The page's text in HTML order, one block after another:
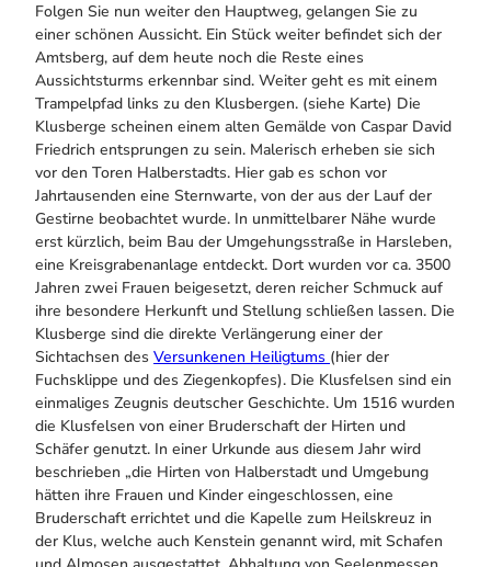
Folgen Sie nun weiter den Hauptweg, gelangen Sie zu
einer schönen Aussicht. Ein Stück weiter befindet sich der
Amtsberg, auf dem heute noch die Reste eines
Aussichtsturms erkennbar sind. Weiter geht es mit einem
Trampelpfad links zu den Klusbergen. (siehe Karte) Die
Klusberge scheinen einem alten Gemälde von Caspar David
Friedrich entsprungen zu sein. Malerisch erheben sie sich
vor den Toren Halberstadts. Hier gab es schon vor
Jahrtausenden eine Sternwarte, von der aus der Lauf der
Gestirne beobachtet wurde. In unmittelbarer Nähe wurde
erst kürzlich, beim Bau der Umgehungsstraße in Harsleben,
eine Kreisgrabenanlage entdeckt. Dort wurden vor ca. 3500
Jahren zwei Frauen beigesetzt, deren reicher Schmuck auf
ihre besondere Herkunft und Stellung schließen lassen. Die
Klusberge sind die direkte Verlängerung einer der
Sichtachsen des Versunkenen Heiligtums (hier der
Fuchsklippe und des Ziegenkopfes). Die Klusfelsen sind ein
einmaliges Zeugnis deutscher Geschichte. Um 1516 wurden
die Klusfelsen von einer Bruderschaft der Hirten und
Schäfer genutzt. In einer Urkunde aus diesem Jahr wird
beschrieben „die Hirten von Halberstadt und Umgebung
hätten ihre Frauen und Kinder eingeschlossen, eine
Bruderschaft errichtet und die Kapelle zum Heilskreuz in
der Klus, welche auch Kenstein genannt wird, mit Schafen